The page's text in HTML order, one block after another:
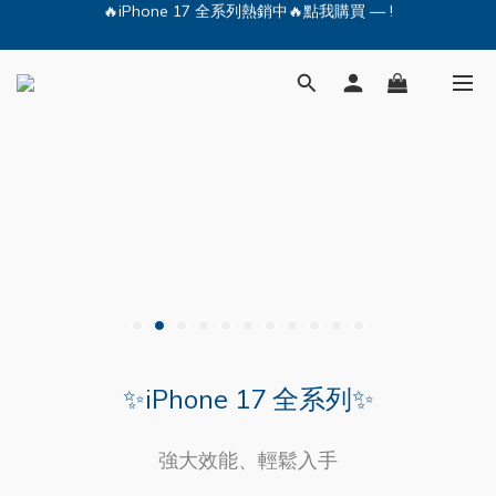
🔥iPhone 17 全系列熱銷中🔥點我購買 — !
🔥iPhone 17 全系列熱銷中🔥點我購買 — !
✨iPhone 17 全系列✨
強大效能、輕鬆入手